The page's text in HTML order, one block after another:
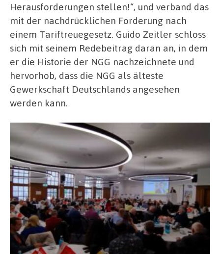
Herausforderungen stellen!“, und verband das
mit der nachdrücklichen Forderung nach
einem Tariftreuegesetz. Guido Zeitler schloss
sich mit seinem Redebeitrag daran an, in dem
er die Historie der NGG nachzeichnete und
hervorhob, dass die NGG als älteste
Gewerkschaft Deutschlands angesehen
werden kann.